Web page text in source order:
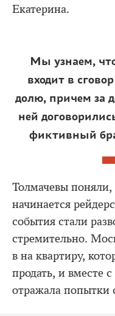
Екатерина.
Мы узнаем,
входит в
долю, причем за
ней
фиктивный
Толмачевы
начинается
события стали
стремительно.
в на квартиру,
продать, и вместе
отражала попытки